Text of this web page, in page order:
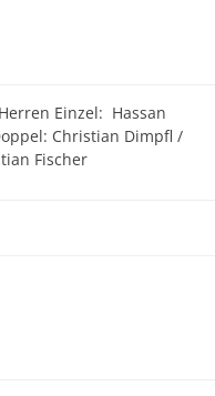
Einzel: Hassan
Christian Dimpfl /
Fischer